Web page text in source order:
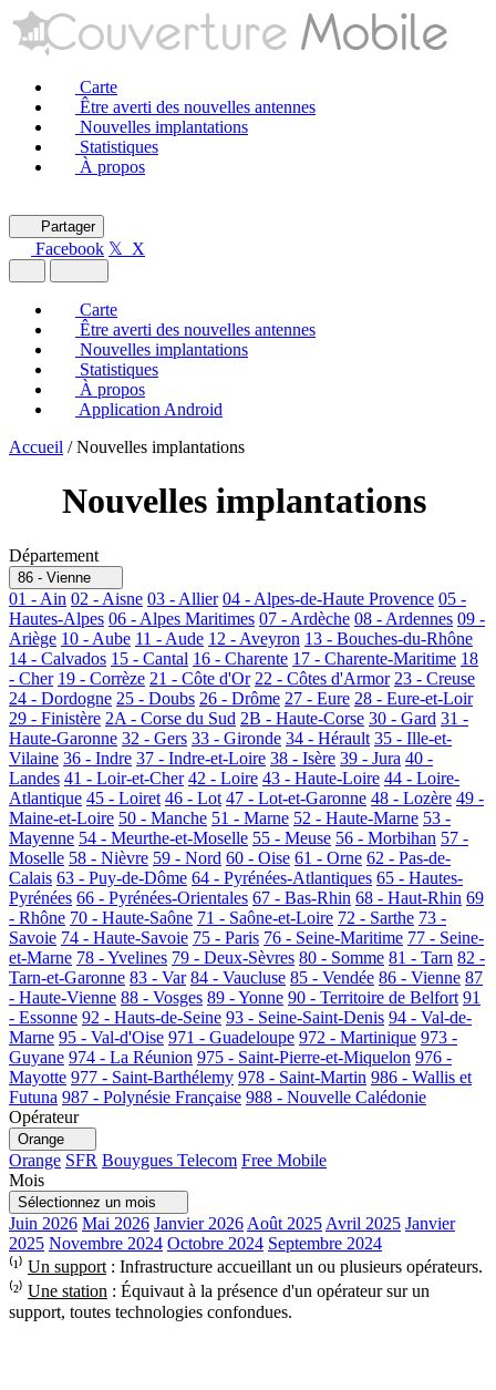
Carte
Être averti des nouvelles antennes
Nouvelles implantations
Statistiques
À propos
Partager
Facebook 𝕏 X
Carte
Être averti des nouvelles antennes
Nouvelles implantations
Statistiques
À propos
Application Android
Accueil / Nouvelles implantations
Nouvelles implantations
Département
86 - Vienne
01 - Ain 02 - Aisne 03 - Allier 04 - Alpes-de-Haute Provence 05 -
Hautes-Alpes 06 - Alpes Maritimes 07 - Ardèche 08 - Ardennes 09 -
Ariège 10 - Aube 11 - Aude 12 - Aveyron 13 - Bouches-du-Rhône
14 - Calvados 15 - Cantal 16 - Charente 17 - Charente-Maritime 18
- Cher 19 - Corrèze 21 - Côte d'Or 22 - Côtes d'Armor 23 - Creuse
24 - Dordogne 25 - Doubs 26 - Drôme 27 - Eure 28 - Eure-et-Loir
29 - Finistère 2A - Corse du Sud 2B - Haute-Corse 30 - Gard 31 -
Haute-Garonne 32 - Gers 33 - Gironde 34 - Hérault 35 - Ille-et-
Vilaine 36 - Indre 37 - Indre-et-Loire 38 - Isère 39 - Jura 40 -
Landes 41 - Loir-et-Cher 42 - Loire 43 - Haute-Loire 44 - Loire-
Atlantique 45 - Loiret 46 - Lot 47 - Lot-et-Garonne 48 - Lozère 49 -
Maine-et-Loire 50 - Manche 51 - Marne 52 - Haute-Marne 53 -
Mayenne 54 - Meurthe-et-Moselle 55 - Meuse 56 - Morbihan 57 -
Moselle 58 - Nièvre 59 - Nord 60 - Oise 61 - Orne 62 - Pas-de-
Calais 63 - Puy-de-Dôme 64 - Pyrénées-Atlantiques 65 - Hautes-
Pyrénées 66 - Pyrénées-Orientales 67 - Bas-Rhin 68 - Haut-Rhin 69
- Rhône 70 - Haute-Saône 71 - Saône-et-Loire 72 - Sarthe 73 -
Savoie 74 - Haute-Savoie 75 - Paris 76 - Seine-Maritime 77 - Seine-
et-Marne 78 - Yvelines 79 - Deux-Sèvres 80 - Somme 81 - Tarn 82 -
Tarn-et-Garonne 83 - Var 84 - Vaucluse 85 - Vendée 86 - Vienne 87
- Haute-Vienne 88 - Vosges 89 - Yonne 90 - Territoire de Belfort 91
- Essonne 92 - Hauts-de-Seine 93 - Seine-Saint-Denis 94 - Val-de-
Marne 95 - Val-d'Oise 971 - Guadeloupe 972 - Martinique 973 -
Guyane 974 - La Réunion 975 - Saint-Pierre-et-Miquelon 976 -
Mayotte 977 - Saint-Barthélemy 978 - Saint-Martin 986 - Wallis et
Futuna 987 - Polynésie Française 988 - Nouvelle Calédonie
Opérateur
Orange
Orange SFR Bouygues Telecom Free Mobile
Mois
Sélectionnez un mois
Juin 2026 Mai 2026 Janvier 2026 Août 2025 Avril 2025 Janvier
2025 Novembre 2024 Octobre 2024 Septembre 2024
⁽¹⁾ Un support : Infrastructure accueillant un ou plusieurs opérateurs.
⁽²⁾ Une station : Équivaut à la présence d'un opérateur sur un
support, toutes technologies confondues.